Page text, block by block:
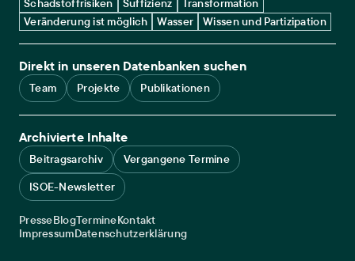
Schadstoffrisiken
Suffizienz
Transformation
Veränderung ist möglich
Wasser Wissen und Partizipation
Direkt in unseren Datenbanken suchen
Team Projekte Publikationen
Archivierte Inhalte
Beitragsarchiv
Vergangene Termine
ISOE-Newsletter
Service navigation
PresseBlogTermineKontakt
Legal navigation
ImpressumDatenschutzerklärung